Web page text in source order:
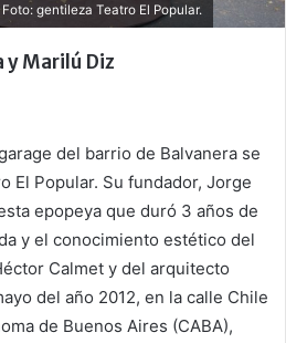
gentileza Teatro El Popular.
y Marilú Diz
del barrio de Balvanera se
El Popular. Su fundador, Jorge
epopeya que duró 3 años de
y el conocimiento estético del
Calmet y del arquitecto
del año 2012, en la calle Chile
de Buenos Aires (CABA),